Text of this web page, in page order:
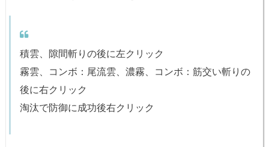
積雲、隙間斬りの後に左クリック
霧雲、コンボ：尾流雲、濃霧、コンボ：筋交い斬りの
後に右クリック
淘汰で防御に成功後右クリック